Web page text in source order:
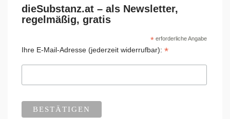
dieSubstanz.at – als Newsletter,
regelmäßig, gratis
*erforderliche Angabe
Ihre E-Mail-Adresse (jederzeit widerrufbar): *